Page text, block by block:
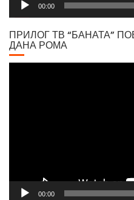
00:00
ПРИЛОГ ТВ “БАНАТА”
ДАНА РОМА
00:00